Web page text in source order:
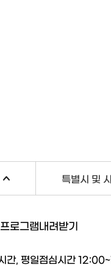
특별시 및
로그램내려받기
간, 평일점심시간